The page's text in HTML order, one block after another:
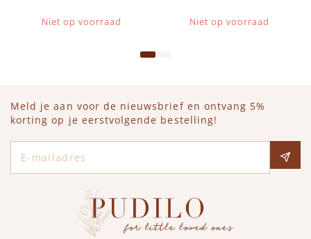
Niet op voorraad Niet op voorraad
Meld je aan voor de nieuwsbrief en ontvang 5%
korting op je eerstvolgende bestelling!